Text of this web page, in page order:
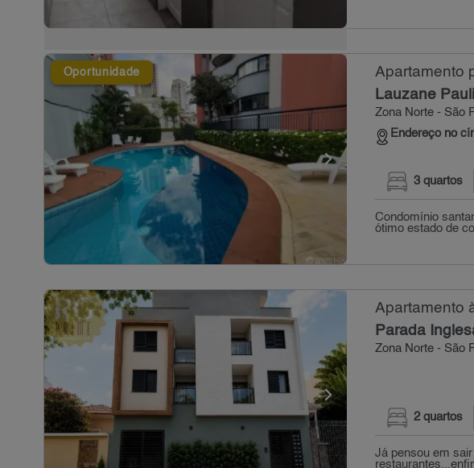
Oportunidade Apartamento
Lauzane
Zona Norte - São
Endereço no
3 quartos
Condomínio
ótimo estado de
Apartamento
Parada
Zona Norte - São
2 quartos
Já pensou em